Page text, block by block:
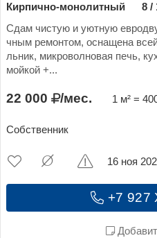
Кирпично-монолитный 8 /
Сдам чистую и уютную
чным ремонтом, оснащена
льник, микроволновая печь,
мойкой +...
22 000 /мес. 1 м² =
Собственник
+7 927
16 ноя